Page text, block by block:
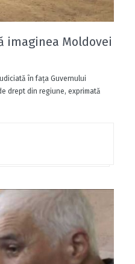
imaginea Moldovei
în faţa Guvernului
drept din regiune, exprimată